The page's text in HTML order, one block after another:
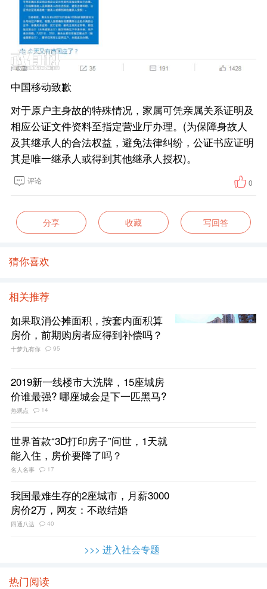
中国移动致歉
对于原户主身故的特殊情况，家属可凭亲属关系证明及
相应公证文件资料至指定营业厅办理。(为保障身故人
及其继承人的合法权益，避免法律纠纷，公证书应证明
其是唯一继承人或得到其他继承人授权)。
评论 0
分享 收藏 写回答
猜你喜欢
相关推荐
如果取消公摊面积，按套内面积算
房价，前期购房者应得到补偿吗？
十梦九有你 95
2019新一线楼市大洗牌，15座城房
价谁最强? 哪座城会是下一匹黑马?
热观点 14
世界首款“3D打印房子”问世，1天就
能入住，房价要降了吗？
名人名事 17
我国最难生存的2座城市，月薪3000
房价2万，网友：不敢结婚
四通八达 40
>>> 进入社会专题
热门阅读